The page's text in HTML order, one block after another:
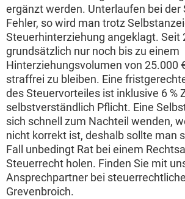
ergänzt werden. Unterlaufen bei der
Fehler, so wird man trotz
Steuerhinterziehung angeklagt. Seit
grundsätzlich nur noch bis zu einem
Hinterziehungsvolumen von 25.000
straffrei zu bleiben. Eine
des Steuervorteiles ist inklusive 6 %
selbstverständlich Pflicht. Eine
sich schnell zum Nachteil wenden,
nicht korrekt ist, deshalb sollte man
Fall unbedingt Rat bei einem
Steuerrecht holen. Finden Sie mit
Ansprechpartner bei
Grevenbroich.